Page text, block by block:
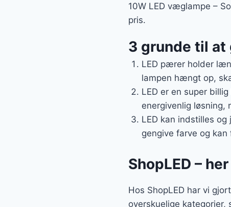
10W LED væglampe –
pris.
3 grunde til at
LED pærer holder
lampen hængt op,
LED er en super
energivenlig løsning,
LED kan indstilles
gengive farve og
ShopLED –
Hos ShopLED har vi
overskuelige